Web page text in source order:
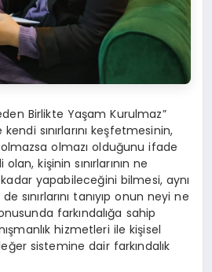
Birlikte Yaşam Kurulmaz”
sınırlarını keşfetmesinin,
olmazsa olmazı olduğunu ifade
kişinin sınırlarının ne
yapabileceğini bilmesi, aynı
sınırlarını tanıyıp onun neyi ne
farkındalığa sahip
hizmetleri ile kişisel
sistemine dair farkındalık